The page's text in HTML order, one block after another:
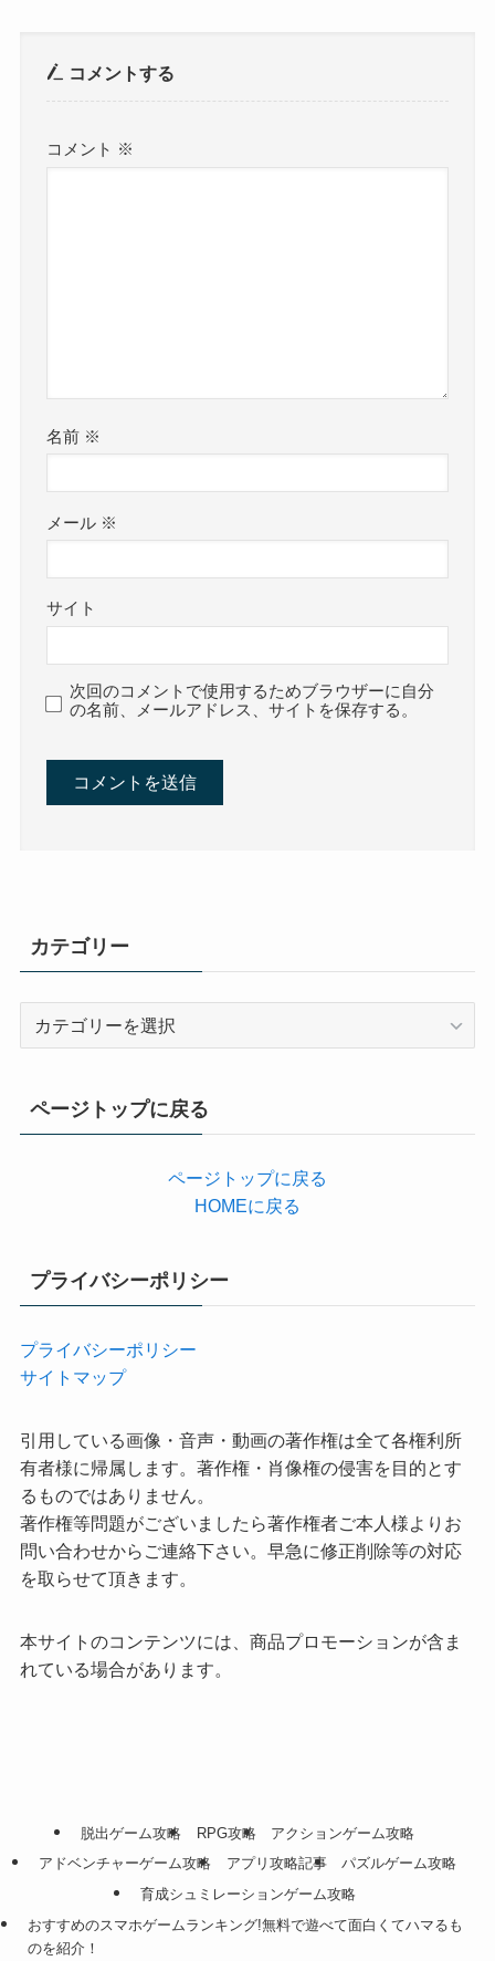
コメントする
コメント ※
名前 ※
メール ※
サイト
次回のコメントで使用するためブラウザーに自分
の名前、メールアドレス、サイトを保存する。
カテゴリー
ページトップに戻る
ページトップに戻る
HOMEに戻る
プライバシーポリシー
プライバシーポリシー
サイトマップ
引用している画像・音声・動画の著作権は全て各権利所
有者様に帰属します。著作権・肖像権の侵害を目的とす
るものではありません。
著作権等問題がございましたら著作権者ご本人様よりお
問い合わせからご連絡下さい。早急に修正削除等の対応
を取らせて頂きます。
本サイトのコンテンツには、商品プロモーションが含ま
れている場合があります。
脱出ゲーム攻略 RPG攻略
アクションゲーム攻略
アドベンチャーゲーム攻略
アプリ攻略記事
パズルゲーム攻略
育成シュミレーションゲーム攻略
おすすめのスマホゲームランキング!無料で遊べて面白くてハマるも
のを紹介！